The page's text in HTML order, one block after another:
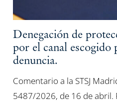
Denegación de
por el canal escogido
denuncia.
Comentario a la STSJ
5487/2026, de 16 de abril.